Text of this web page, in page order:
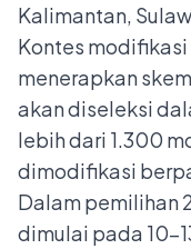
Kalimantan,
Kontes
menerapkan
akan diseleksi
lebih dari 1.300
dimodifikasi
Dalam pemilihan
dimulai pada